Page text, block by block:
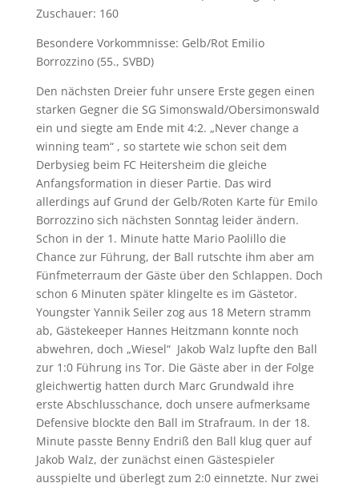
Zuschauer: 160
Besondere Vorkommnisse: Gelb/Rot Emilio
Borrozzino (55., SVBD)
Den nächsten Dreier fuhr unsere Erste gegen einen
starken Gegner die SG Simonswald/Obersimonswald
ein und siegte am Ende mit 4:2. „Never change a
winning team“ , so startete wie schon seit dem
Derbysieg beim FC Heitersheim die gleiche
Anfangsformation in dieser Partie. Das wird
allerdings auf Grund der Gelb/Roten Karte für Emilo
Borrozzino sich nächsten Sonntag leider ändern.
Schon in der 1. Minute hatte Mario Paolillo die
Chance zur Führung, der Ball rutschte ihm aber am
Fünfmeterraum der Gäste über den Schlappen. Doch
schon 6 Minuten später klingelte es im Gästetor.
Youngster Yannik Seiler zog aus 18 Metern stramm
ab, Gästekeeper Hannes Heitzmann konnte noch
abwehren, doch „Wiesel“ Jakob Walz lupfte den Ball
zur 1:0 Führung ins Tor. Die Gäste aber in der Folge
gleichwertig hatten durch Marc Grundwald ihre
erste Abschlusschance, doch unsere aufmerksame
Defensive blockte den Ball im Strafraum. In der 18.
Minute passte Benny Endriß den Ball klug quer auf
Jakob Walz, der zunächst einen Gästespieler
ausspielte und überlegt zum 2:0 einnetzte. Nur zwei